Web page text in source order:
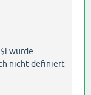
wurde
nicht definiert